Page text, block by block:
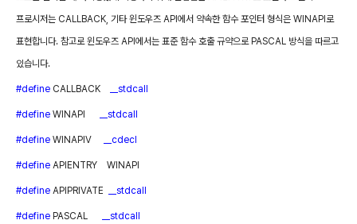
프로시저는 CALLBACK, 기타 윈도우즈 API 에서 약속한 함수 포인터 형식은 WINAPI 로
표현합니다. 참고로 윈도우즈 API 에서는 표준 함수 호출 규약으로PASCAL 방식을 따르고
있습니다.
#define CALLBACK __stdcall
#define WINAPI __stdcall
#define WINAPIV __cdecl
#define APIENTRY WINAPI
#define APIPRIVATE __stdcall
#define PASCAL __stdcall